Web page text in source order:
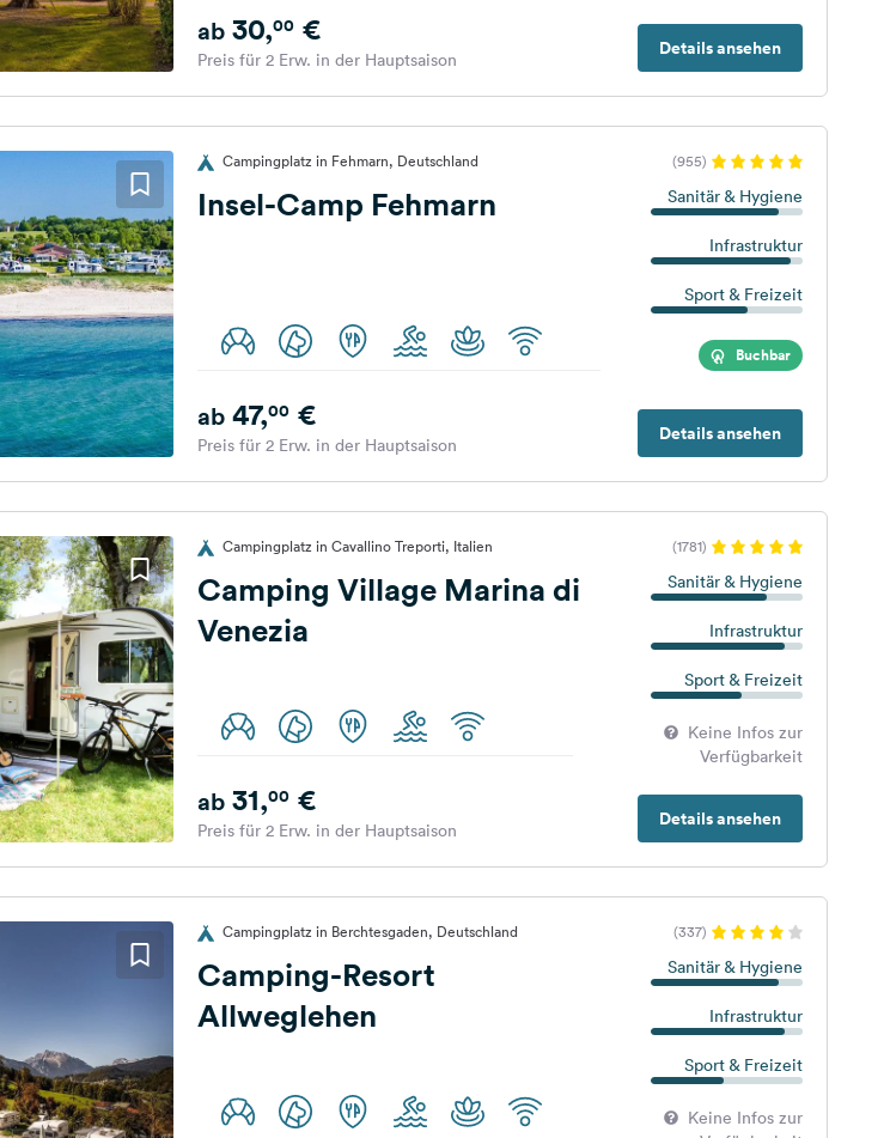
Details ansehen
ab30,00€
Preis für 2 Erw. in der Hauptsaison
Campingplatz in Fehmarn, Deutschland (955)
Insel-Camp Fehmarn Sanitär & Hygiene
Infrastruktur
Sport & Freizeit
Buchbar
Details ansehen
ab47,00€
Preis für 2 Erw. in der Hauptsaison
Campingplatz in Cavallino Treporti, Italien (1781)
Camping Village Marina di
Venezia
Sanitär & Hygiene
Infrastruktur
Sport & Freizeit
Keine Infos zur
Verfügbarkeit
Details ansehen
ab31,00€
Preis für 2 Erw. in der Hauptsaison
Campingplatz in Berchtesgaden, Deutschland (337)
Camping-Resort
Allweglehen
Sanitär & Hygiene
Infrastruktur
Sport & Freizeit
Keine Infos zur